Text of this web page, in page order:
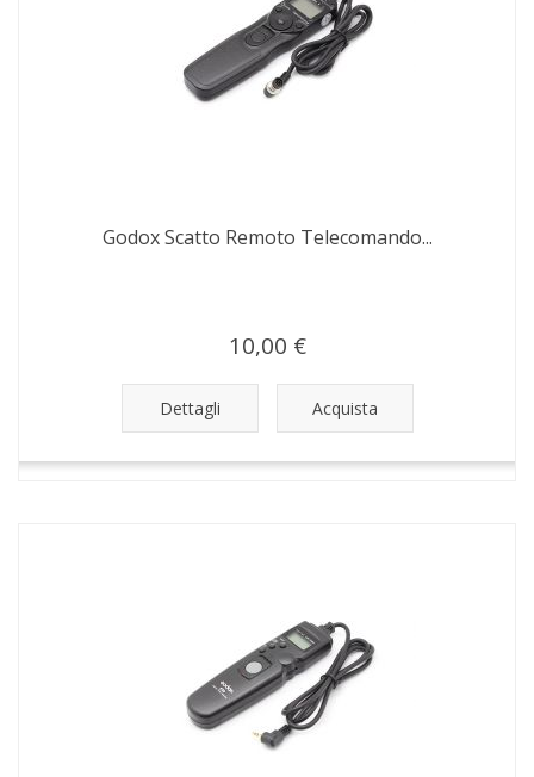
Godox Scatto Remoto Telecomando...
10,00 €
Dettagli Acquista